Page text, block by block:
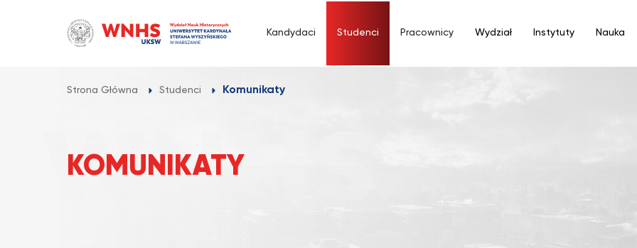
Kandydaci Studenci Pracownicy Wydział Instytuty Nauka
Strona Główna Studenci Komunikaty
KOMUNIKATY